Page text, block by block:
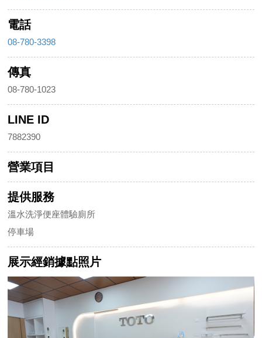
電話
08-780-3398
傳真
08-780-1023
LINE ID
7882390
營業項目
提供服務
溫水洗淨便座體驗廁所
停車場
展示經銷據點照片